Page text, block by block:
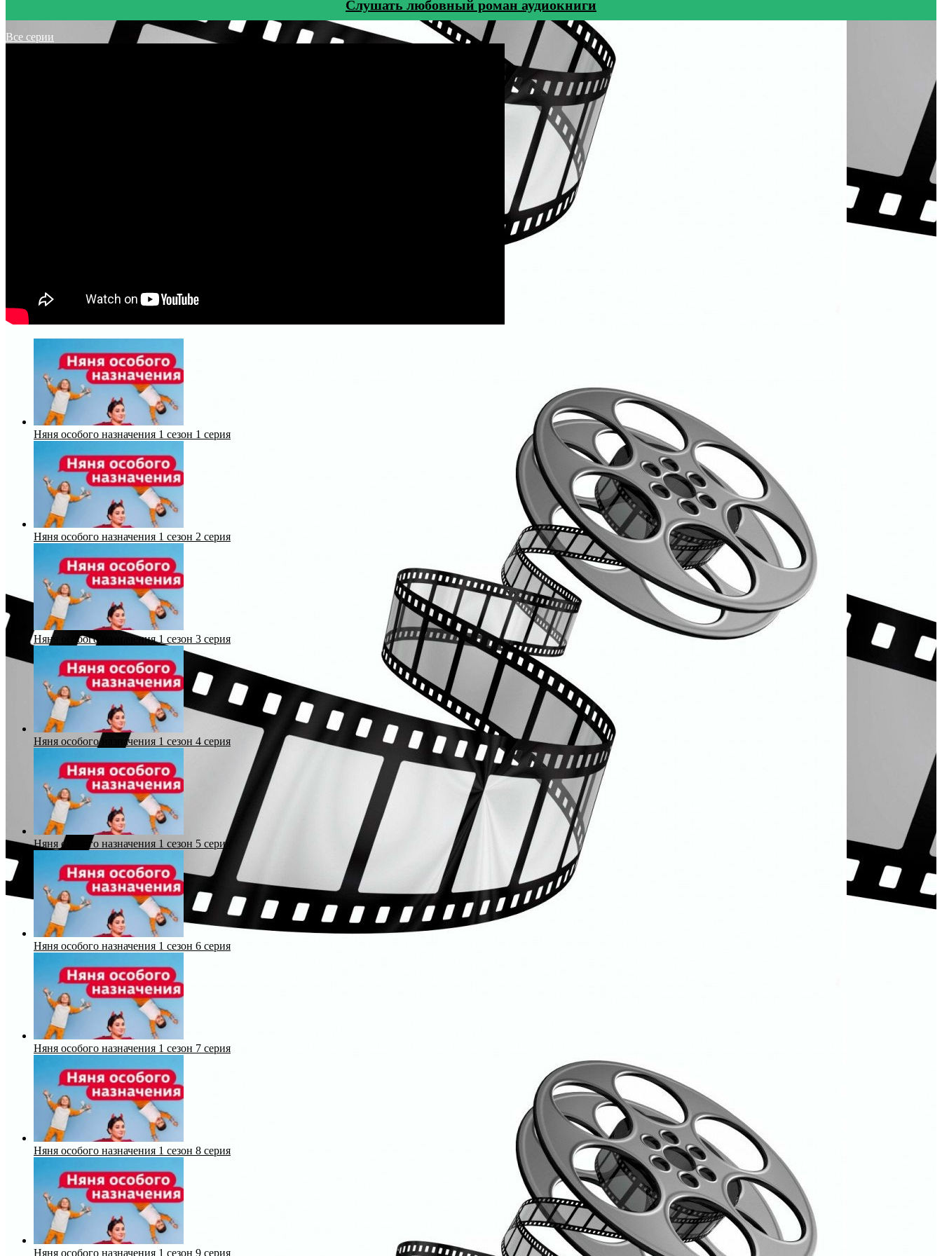
Cлушать любовный роман аудиокниги
Все серии
Няня особого назначения 1 сезон 1 серия
Няня особого назначения 1 сезон 2 серия
Няня особого назначения 1 сезон 3 серия
Няня особого назначения 1 сезон 4 серия
Няня особого назначения 1 сезон 5 серия
Няня особого назначения 1 сезон 6 серия
Няня особого назначения 1 сезон 7 серия
Няня особого назначения 1 сезон 8 серия
Няня особого назначения 1 сезон 9 серия